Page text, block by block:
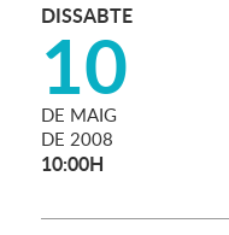
DISSABTE
10
DE MAIG
DE 2008
10:00H